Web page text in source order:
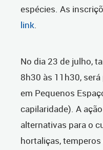
espécies. As
link.
No dia 23 de julho,
8h30 às 11h30,
em Pequenos
capilaridade). A
alternativas para o
hortaliças,